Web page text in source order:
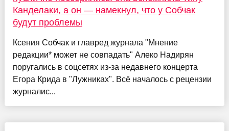
Канделаки, а он — намекнул, что у Собчак
будут проблемы
Ксения Собчак и главред журнала "Мнение
редакции* может не совпадать" Алеко Надирян
поругались в соцсетях из-за недавнего концерта
Егора Крида в "Лужниках". Всё началось с рецензии
журналис...